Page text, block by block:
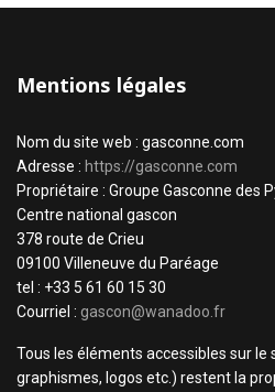
Mentions légales
Nom du site web : gasconne.com
Adresse : https://gasconne.com
Propriétaire : Groupe Gasconne des
Centre national gascon
378 route de Crieu
09100 Villeneuve du Paréage
tel : +33 5 61 60 15 30
Courriel : gascon@wanadoo.fr
Tous les éléments accessibles sur le
graphismes, logos etc.) restent la